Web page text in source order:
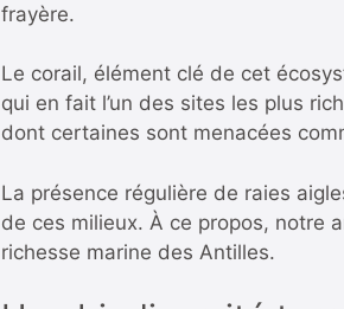
frayère.
Le corail, élément clé de cet
qui en fait l’un des sites les plus
dont certaines sont menacées
La présence régulière de raies
de ces milieux. À ce propos, notre
richesse marine des Antilles.